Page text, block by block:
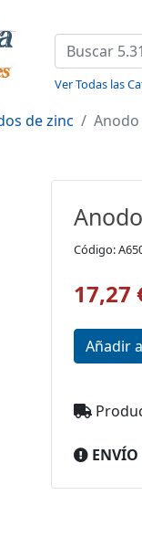
Ver Todas las
de zinc
Código:
17,27
ENVÍO